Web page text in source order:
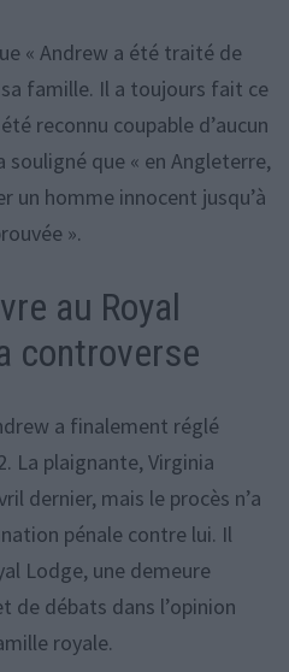
« Andrew a été traité de
famille. Il a toujours fait ce
reconnu coupable d’aucun
souligné que « en Angleterre,
un homme innocent jusqu’à
».
au Royal
controverse
a finalement réglé
La plaignante, Virginia
dernier, mais le procès n’a
pénale contre lui. Il
Lodge, une demeure
de débats dans l’opinion
royale.